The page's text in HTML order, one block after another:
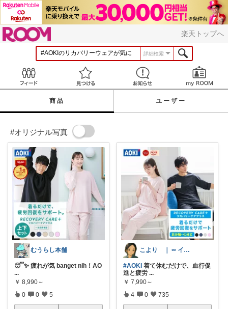
楽天トップへ
詳細検索
見つける お知らせ
商品 ユーザー
#オリジナル写真
むうらし本舗
😴✨ 疲れが気 banget nih！AO
...
￥ 8,990～
0 0 5
こより ｜ ∞ イヤイライケレ ∞
#AOKI 着て休むだけで、血行促
進と疲労 ...
￥ 7,990～
4 0 735